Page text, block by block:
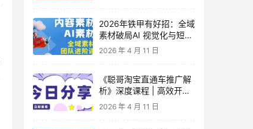
2026年铁甲有好招：全域
素材破局AI 视觉化与短剧
营销实战指南——高效增
策略
2026 年 4 月 11 日
《聪哥淘宝直通车推广解
析》深度课程 | 高效开
车、极速投产系统实操课
2026 年 4 月 11 日